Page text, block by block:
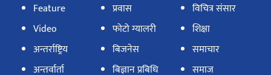
Feature
Video
अन्तर्राष्ट्रिय
अन्तर्वार्ता
प्रवास
फोटो ग्यालरी
बिजनेस
बिज्ञान प्रबिधि
विचित्र संसार
शिक्षा
समाचार
समाज